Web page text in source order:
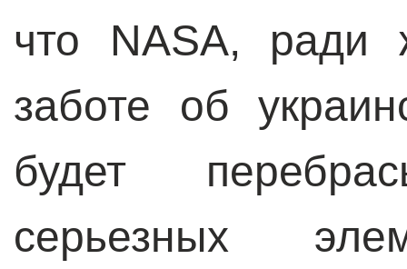
что NASA, ради
заботе об
будет
серьезных